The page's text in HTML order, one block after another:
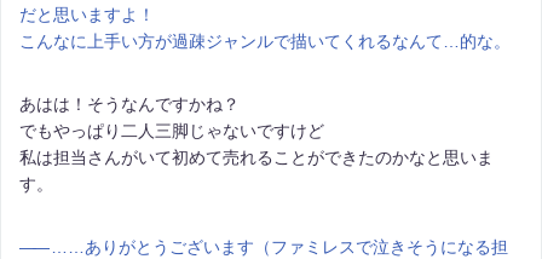
だと思いますよ！
こんなに上手い方が過疎ジャンルで描いてくれるなんて…的な。
あはは！そうなんですかね？
でもやっぱり二人三脚じゃないですけど
私は担当さんがいて初めて売れることができたのかなと思いま
す。
――……ありがとうございます（ファミレスで泣きそうになる担